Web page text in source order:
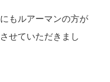
もルアーマンの方が
せていただきまし